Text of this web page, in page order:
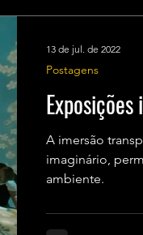
A imersão
imaginário,
ambiente.
Postagens
13 de jul. de 2022